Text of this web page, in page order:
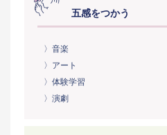
五感をつかう
〉音楽
〉アート
〉体験学習
〉演劇